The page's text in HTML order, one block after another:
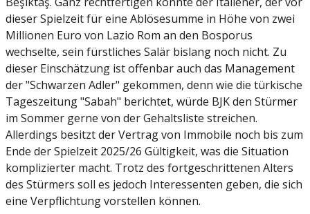
dieser Spielzeit für eine Ablösesumme in Höhe von zwei
Millionen Euro von Lazio Rom an den Bosporus
wechselte, sein fürstliches Salär bislang noch nicht. Zu
dieser Einschätzung ist offenbar auch das Management
der "Schwarzen Adler" gekommen, denn wie die türkische
Tageszeitung "Sabah" berichtet, würde BJK den Stürmer
im Sommer gerne von der Gehaltsliste streichen.
Allerdings besitzt der Vertrag von Immobile noch bis zum
Ende der Spielzeit 2025/26 Gültigkeit, was die Situation
komplizierter macht. Trotz des fortgeschrittenen Alters
des Stürmers soll es jedoch Interessenten geben, die sich
eine Verpflichtung vorstellen können.